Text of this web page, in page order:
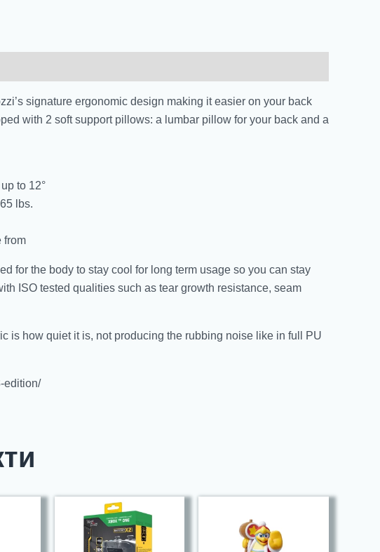
signature ergonomic design making it easier on your back
with 2 soft support pillows: a lumbar pillow for your back and a
to 12°
lbs.
from
for the body to stay cool for long term usage so you can stay
ISO tested qualities such as tear growth resistance, seam
is how quiet it is, not producing the rubbing noise like in full PU
edition/